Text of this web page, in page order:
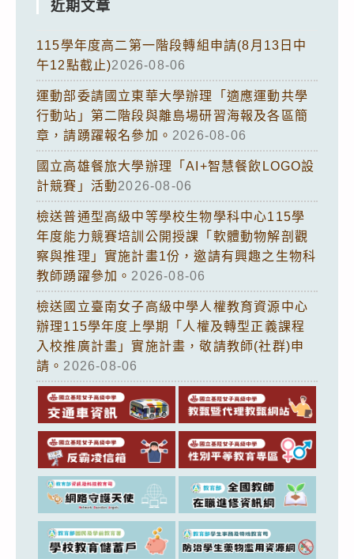
近期文章
115學年度高二第一階段轉組申請(8月13日中
午12點截止)2026-08-06
運動部委請國立東華大學辦理「適應運動共學
行動站」第二階段與離島場研習海報及各區簡
章，請踴躍報名參加。 2026-08-06
國立高雄餐旅大學辦理「AI+智慧餐飲LOGO設
計競賽」活動2026-08-06
檢送普通型高級中等學校生物學科中心115學
年度能力競賽培訓公開授課「軟體動物解剖觀
察與推理」實施計畫1份，邀請有興趣之生物科
教師踴躍參加。 2026-08-06
檢送國立臺南女子高級中學人權教育資源中心
辦理115學年度上學期「人權及轉型正義課程
入校推廣計畫」實施計畫，敬請教師(社群)申
請。 2026-08-06